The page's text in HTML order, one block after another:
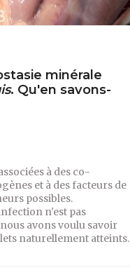
minérale
. Qu'en savons-
à des co-
et à des facteurs de
possibles.
n'est pas
avons voulu savoir
naturellement atteints.